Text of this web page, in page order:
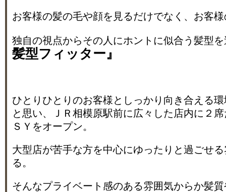
お客様の髪の毛や顔を見るだけでなく、お客
独自の視点からその人にホントに似合う髪型
髪型フィッター』
ひとりひとりのお客様としっかり向き合える
と思い、ＪＲ相模原駅前に広々した店内に２
ＳＹをオープン。
大型店が苦手な方を中心にゆったりと過ごせ
る。
そんなプライベート感のある雰囲気からか髪